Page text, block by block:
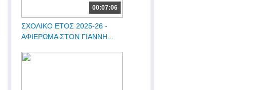
00:07:06
ΣΧΟΛΙΚΟ ΕΤΟΣ 2025-26 -
ΑΦΙΕΡΩΜΑ ΣΤΟΝ ΓΙΑΝΝΗ...